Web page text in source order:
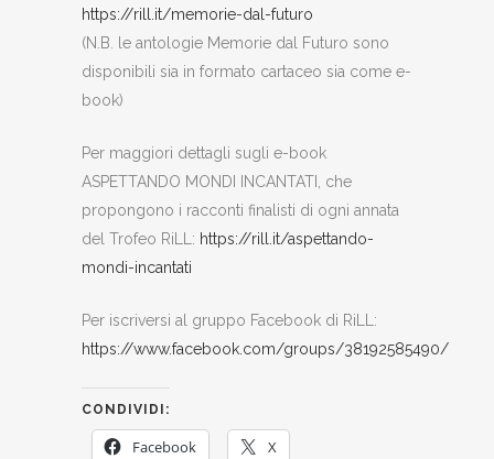
https://rill.it/memorie-dal-futuro
(N.B. le antologie Memorie dal Futuro sono
disponibili sia in formato cartaceo sia come e-
book)
Per maggiori dettagli sugli e-book
ASPETTANDO MONDI INCANTATI, che
propongono i racconti finalisti di ogni annata
del Trofeo RiLL: https://rill.it/aspettando-
mondi-incantati
Per iscriversi al gruppo Facebook di RiLL:
https://www.facebook.com/groups/38192585490/
CONDIVIDI:
Facebook X